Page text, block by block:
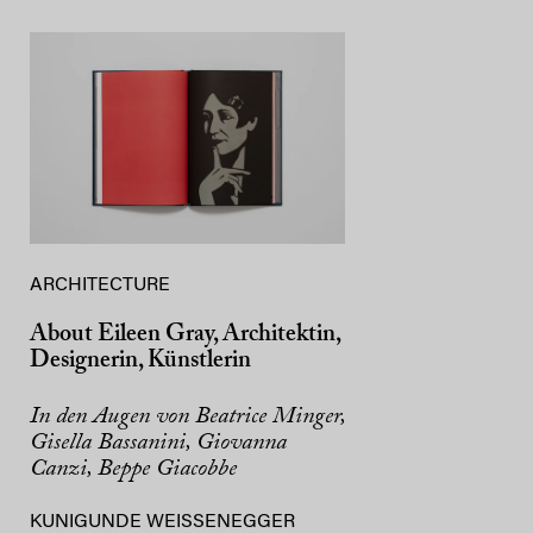
ARCHITECTURE
About Eileen Gray, Architektin,
Designerin, Künstlerin
In den Augen von Beatrice Minger,
Gisella Bassanini, Giovanna
Canzi, Beppe Giacobbe
KUNIGUNDE WEISSENEGGER